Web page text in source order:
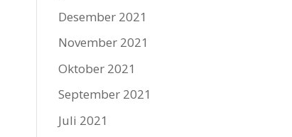
Desember 2021
November 2021
Oktober 2021
September 2021
Juli 2021